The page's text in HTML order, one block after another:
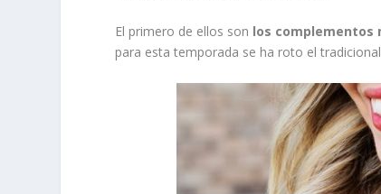
El primero de ellos son los complementos
para esta temporada se ha roto el